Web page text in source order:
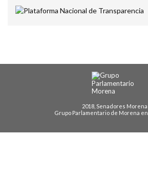
2018, Senadores Morena
Grupo Parlamentario de Morena